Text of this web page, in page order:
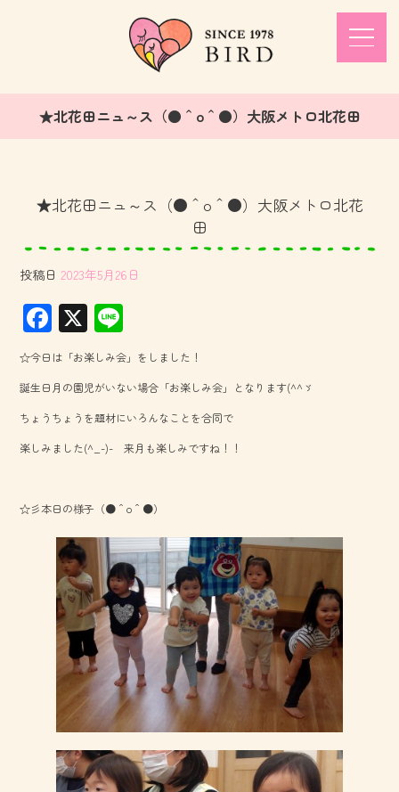
★北花田ニュ～ス（●＾o＾●）大阪メトロ北花田
★北花田ニュ～ス（●＾o＾●）大阪メトロ北花
田
投稿日 2023年5月26日
F
ac
e
b
o
ok
X
ne
☆今日は「お楽しみ会」をしました！
誕生日月の園児がいない場合「お楽しみ会」となります(^^ゞ
ちょうちょうを題材にいろんなことを合同で
楽しみました(^_-)- 来月も楽しみですね！！
☆彡本日の様子（●＾o＾●）